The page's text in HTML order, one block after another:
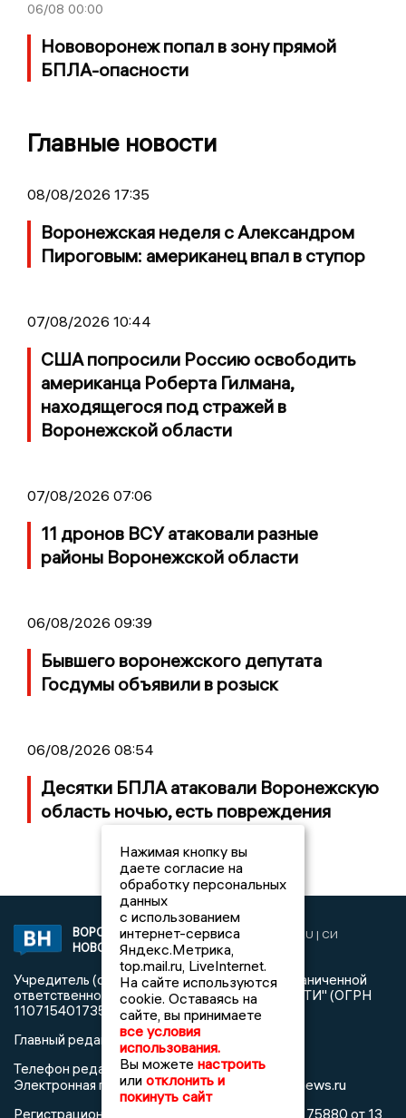
06/08 00:00
Нововоронеж попал в зону прямой
БПЛА-опасности
Главные новости
08/08/2026 17:35
Воронежская неделя с Александром
Пироговым: американец впал в ступор
07/08/2026 10:44
США попросили Россию освободить
американца Роберта Гилмана,
находящегося под стражей в
Воронежской области
07/08/2026 07:06
11 дронов ВСУ атаковали разные
районы Воронежской области
06/08/2026 09:39
Бывшего воронежского депутата
Госдумы объявили в розыск
06/08/2026 08:54
Десятки БПЛА атаковали Воронежскую
область ночью, есть повреждения
ВОРОНЕЖСКИЕ
НОВОСТИ
2019 © VORONEZHNEWS.RU | СИ
«Воронежские новости»
Учредитель (соучредители): Общество с ограниченной
ответственностью "РЕГИОНАЛЬНЫЕ НОВОСТИ" (ОГРН
1107154017354)
Главный редактор: Пирогов А.А.
Телефон редакции: +7 (473) 262 77 92
Электронная почта редакции:info@voronezhnews.ru
Регистрационный номер: серия Эл № ФС 77 - 75880 от 13
Нажимая кнопку вы
даете согласие на
обработку персональных
данных
с использованием
интернет-сервиса
Яндекс.Метрика,
top.mail.ru, LiveInternet.
На сайте используются
cookie. Оставаясь на
сайте, вы принимаете
все условия
использования.
Вы можете настроить
или отклонить и
покинуть сайт